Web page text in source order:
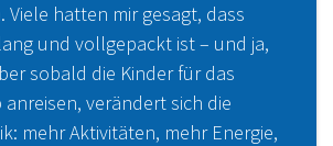
Viele hatten mir gesagt, dass
und vollgepackt ist – und ja,
sobald die Kinder für das
anreisen, verändert sich die
mehr Aktivitäten, mehr Energie,